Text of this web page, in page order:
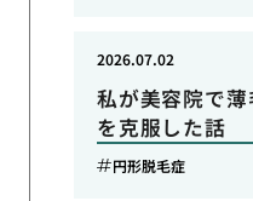
私が美容院で
を克服した話
2026.07.02
円形脱毛症